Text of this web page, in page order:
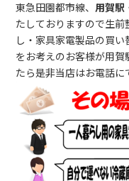
東急田園都市線、用賀駅
たしておりますので生
し・家具家電製品の買
をお考えのお客様が用
たら是非当店はお電話に